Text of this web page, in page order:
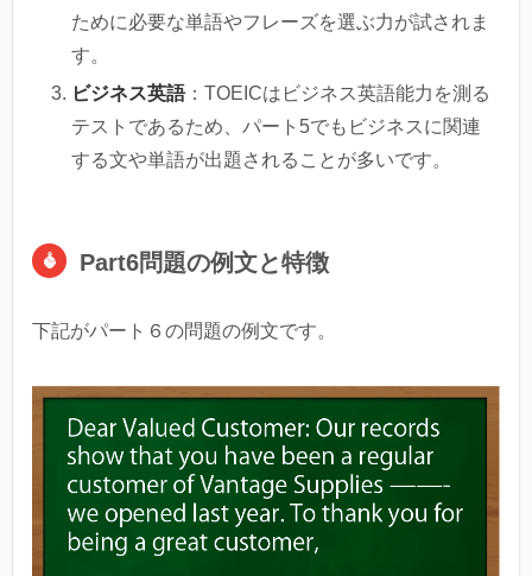
ために必要な単語やフレーズを選ぶ力が試されま
す。
ビジネス英語：TOEICはビジネス英語能力を測る
テストであるため、パート5でもビジネスに関連
する文や単語が出題されることが多いです。
Part6問題の例文と特徴
下記がパート６の問題の例文です。